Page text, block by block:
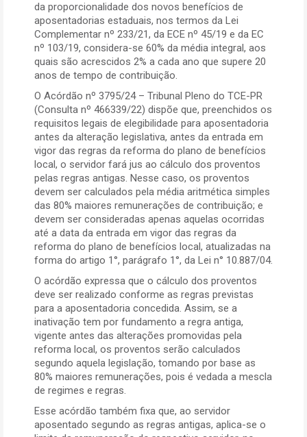
da proporcionalidade dos novos benefícios de
aposentadorias estaduais, nos termos da Lei
Complementar nº 233/21, da ECE nº 45/19 e da EC
nº 103/19, considera-se 60% da média integral, aos
quais são acrescidos 2% a cada ano que supere 20
anos de tempo de contribuição.
O Acórdão nº 3795/24 – Tribunal Pleno do TCE-PR
(Consulta nº 466339/22) dispõe que, preenchidos os
requisitos legais de elegibilidade para aposentadoria
antes da alteração legislativa, antes da entrada em
vigor das regras da reforma do plano de benefícios
local, o servidor fará jus ao cálculo dos proventos
pelas regras antigas. Nesse caso, os proventos
devem ser calculados pela média aritmética simples
das 80% maiores remunerações de contribuição; e
devem ser consideradas apenas aquelas ocorridas
até a data da entrada em vigor das regras da
reforma do plano de benefícios local, atualizadas na
forma do artigo 1°, parágrafo 1°, da Lei n° 10.887/04.
O acórdão expressa que o cálculo dos proventos
deve ser realizado conforme as regras previstas
para a aposentadoria concedida. Assim, se a
inativação tem por fundamento a regra antiga,
vigente antes das alterações promovidas pela
reforma local, os proventos serão calculados
segundo aquela legislação, tomando por base as
80% maiores remunerações, pois é vedada a mescla
de regimes e regras.
Esse acórdão também fixa que, ao servidor
aposentado segundo as regras antigas, aplica-se o